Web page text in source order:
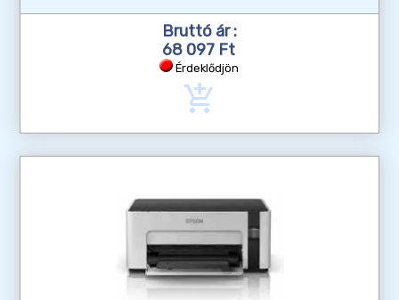
Bruttó ár :
68 097 Ft
Érdeklődjön
add_shopping_cart